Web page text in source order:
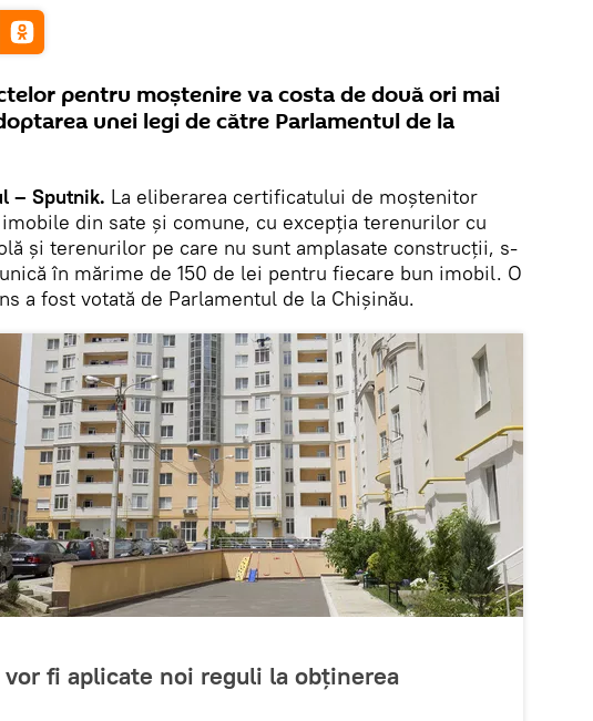
pentru moștenire va costa de două ori mai
unei legi de către Parlamentul de la
– Sputnik. La eliberarea certificatului de moștenitor
din sate și comune, cu excepția terenurilor cu
și terenurilor pe care nu sunt amplasate construcții, s-
în mărime de 150 de lei pentru fiecare bun imobil. O
a fost votată de Parlamentul de la Chișinău.
vor fi aplicate noi reguli la obținerea